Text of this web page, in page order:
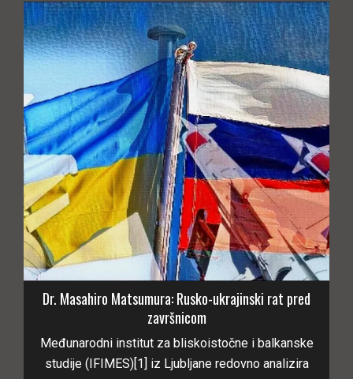
Dr. Masahiro Matsumura: Rusko-ukrajinski rat pred
završnicom
Međunarodni institut za bliskoistočne i balkanske
studije (IFIMES)[1] iz Ljubljane redovno analizira